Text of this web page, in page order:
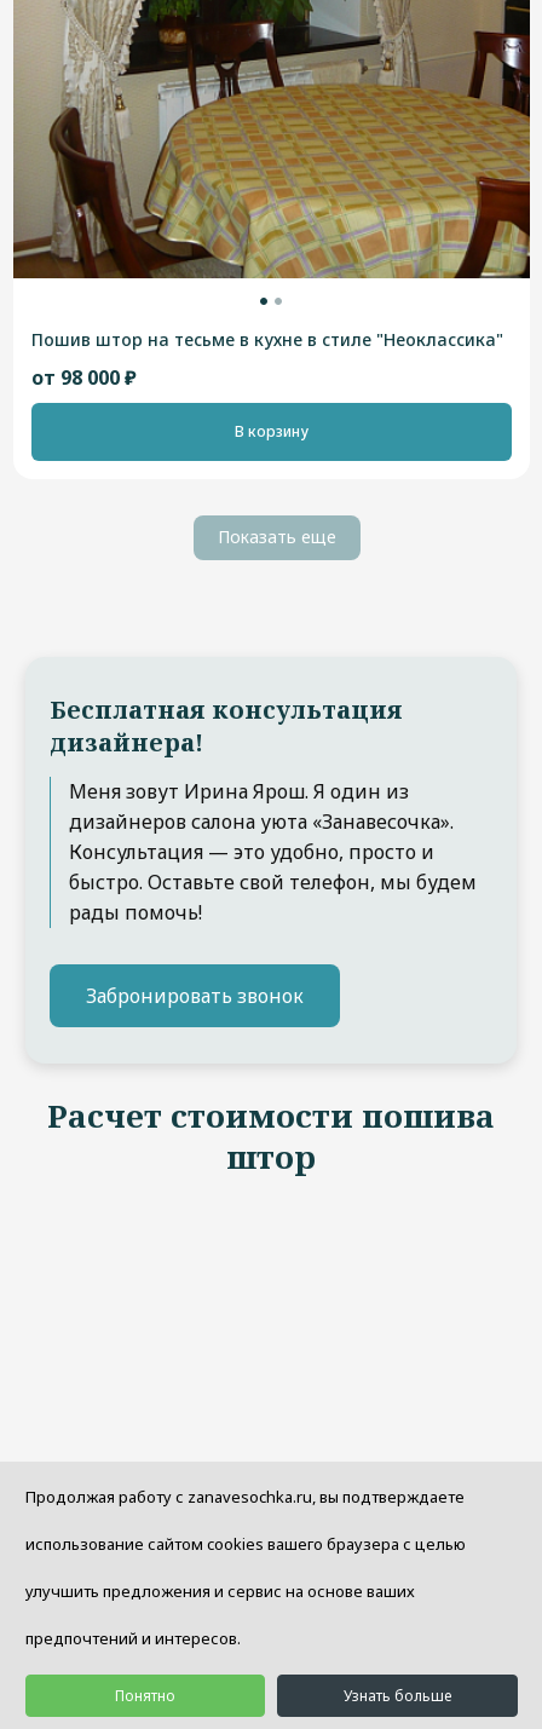
Пошив штор на тесьме в кухне в стиле "Неоклассика"
от 98 000 ₽
В корзину
Показать еще
Бесплатная консультация
дизайнера!
Меня зовут Ирина Ярош. Я один из
дизайнеров салона уюта «Занавесочка».
Консультация — это удобно, просто и
быстро. Оставьте свой телефон, мы будем
рады помочь!
Забронировать звонок
Расчет стоимости пошива
штор
Продолжая работу с zanavesochka.ru, вы подтверждаете
использование сайтом cookies вашего браузера с целью
улучшить предложения и сервис на основе ваших
предпочтений и интересов.
Понятно Узнать больше